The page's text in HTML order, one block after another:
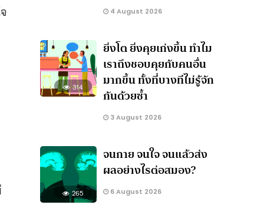
4 August 2026
314
ยิ่งโต ยิ่งคุยเก่งขึ้น ทำไม
เราถึงชอบคุยกับคนอื่น
มากขึ้น ทั้งที่บางทีไม่รู้จัก
กันด้วยซ้ำ
3 August 2026
265
จนกาย จนใจ จนแล้วส่ง
ผลอย่างไรต่อสมอง?
6 August 2026